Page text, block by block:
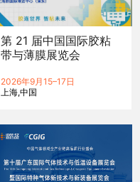
第 21 届中国国际胶粘
带与薄膜展览会
2026年9月15–17日
上海 中国